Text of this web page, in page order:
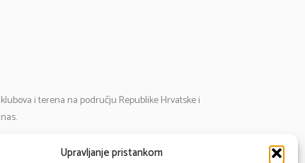
Upravljanje pristankom
i terena na području Republike Hrvatske i
cosmos@cosmos-star.hr